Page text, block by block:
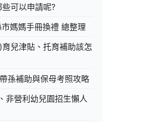
可以申請呢?
媽媽手冊換禮 總整理
兒津貼、托育補助該怎
孫補助與保母考照攻略
非營利幼兒園招生懶人